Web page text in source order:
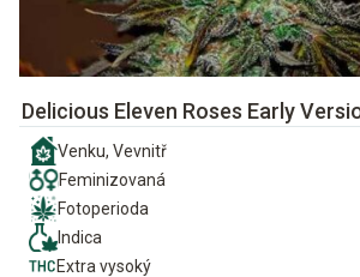
Delicious Eleven Roses Early
Venku, Vevnitř
Feminizovaná
Fotoperioda
Indica
Extra vysoký